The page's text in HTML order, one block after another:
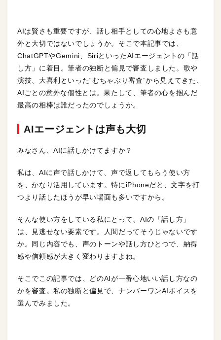
AIは賢さも重要ですが、話し相手としての心地よさも意
外と大切ではないでしょうか。そこで本記事では、
ChatGPTやGemini、SiriといったAIエージェントの「話
し方」に着目。筆者の独断と偏見で審査しました。歌や
演技、大喜利といった“むちゃぶり審査”から見えてきた、
AIごとの意外な個性とは。果たして、筆者の心を掴んだ
最高の相棒は誰だったのでしょうか。
AIエージェントは声も大切
みなさん、AIに話しかけてますか？
私は、AIに声で話しかけて、声で返してもらう使い方
を、かなり活用しています。特にiPhoneだと、文字を打
つより話したほうが早い場面も多いですから。
そんな使い方をしている私にとって、AIの「話し方」
は、見逃せない要素です。人間だってそうじゃないです
か。同じ内容でも、声のトーンや話し方ひとつで、納得
感や信頼感が大きく変わりますよね。
そこでこの記事では、どのAIが一番心地いい話し方なの
かを審査。私の独断と偏見で、ナンバーワンAIボイスを
選んでみました。